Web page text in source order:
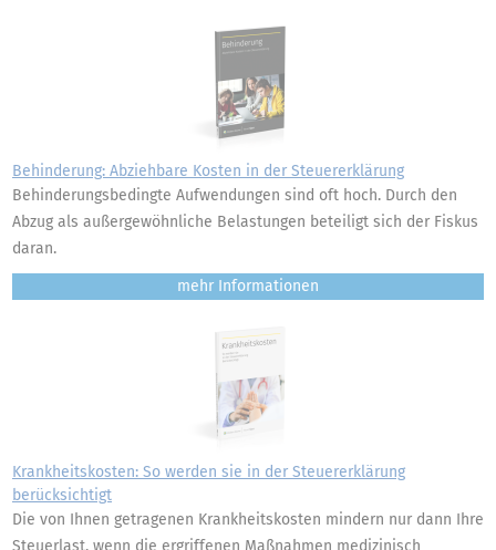
Behinderung: Abziehbare Kosten in der Steuererklärung
Behinderungsbedingte Aufwendungen sind oft hoch. Durch den
Abzug als außergewöhnliche Belastungen beteiligt sich der Fiskus
daran.
mehr
Krankheitskosten: So werden sie in der Steuererklärung
berücksichtigt
Die von Ihnen getragenen Krankheitskosten mindern nur dann Ihre
Steuerlast, wenn die ergriffenen Maßnahmen medizinisch